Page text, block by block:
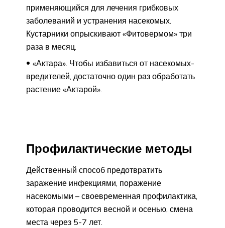
применяющийся для лечения грибковых
заболеваний и устранения насекомых.
Кустарники опрыскивают «Фитовермом» три
раза в месяц.
«Актара». Чтобы избавиться от насекомых-
вредителей, достаточно один раз обработать
растение «Актарой».
Профилактические методы
Действенный способ предотвратить
заражение инфекциями, поражение
насекомыми – своевременная профилактика,
которая проводится весной и осенью, смена
места через 5-7 лет.